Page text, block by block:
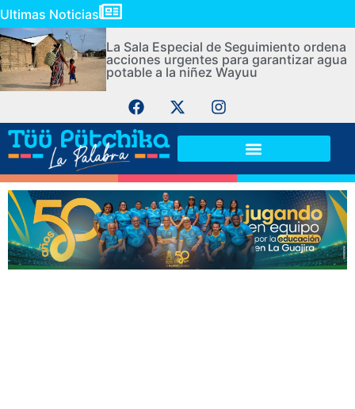
Ultimas Noticias
La Sala Especial de Seguimiento ordena
acciones urgentes para garantizar agua
potable a la niñez Wayuu